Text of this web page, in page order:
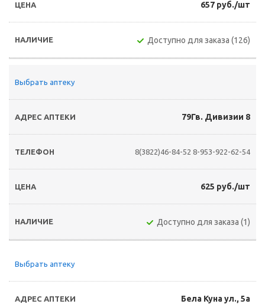
657 руб./шт
Доступно для заказа (126)
Выбрать аптеку
79Гв. Дивизии 8
8(3822)46-84-52 8-953-922-62-54
625 руб./шт
Доступно для заказа (1)
Выбрать аптеку
Бела Куна ул., 5а